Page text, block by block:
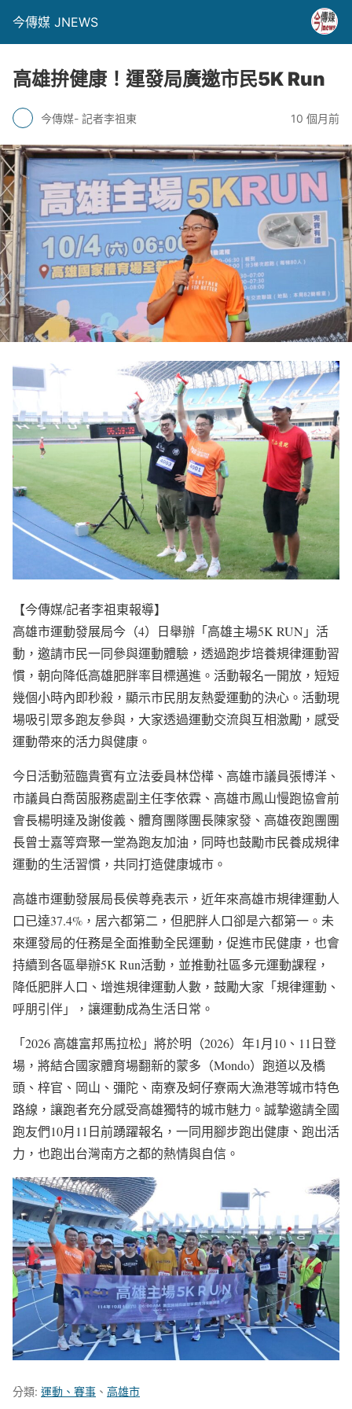
今傳媒 JNEWS
高雄拚健康！運發局廣邀市民5K Run
今傳媒- 記者李祖東 10 個月前
【今傳媒/記者李祖東報導】
高雄市運動發展局今（4）日舉辦「高雄主場5K RUN」活
動，邀請市民一同參與運動體驗，透過跑步培養規律運動習
慣，朝向降低高雄肥胖率目標邁進。活動報名一開放，短短
幾個小時內即秒殺，顯示市民朋友熱愛運動的決心。活動現
場吸引眾多跑友參與，大家透過運動交流與互相激勵，感受
運動帶來的活力與健康。
今日活動蒞臨貴賓有立法委員林岱樺、高雄市議員張博洋、
市議員白喬茵服務處副主任李依霖、高雄市鳳山慢跑協會前
會長楊明達及謝俊義、體育團隊團長陳家發、高雄夜跑團團
長曾士嘉等齊聚一堂為跑友加油，同時也鼓勵市民養成規律
運動的生活習慣，共同打造健康城市。
高雄市運動發展局長侯尊堯表示，近年來高雄市規律運動人
口已達37.4%，居六都第二，但肥胖人口卻是六都第一。未
來運發局的任務是全面推動全民運動，促進市民健康，也會
持續到各區舉辦5K Run活動，並推動社區多元運動課程，
降低肥胖人口、增進規律運動人數，鼓勵大家「規律運動、
呼朋引伴」，讓運動成為生活日常。
「2026 高雄富邦馬拉松」將於明（2026）年1月10、11日登
場，將結合國家體育場翻新的蒙多（Mondo）跑道以及橋
頭、梓官、岡山、彌陀、南寮及蚵仔寮兩大漁港等城市特色
路線，讓跑者充分感受高雄獨特的城市魅力。誠摯邀請全國
跑友們10月11日前踴躍報名，一同用腳步跑出健康、跑出活
力，也跑出台灣南方之都的熱情與自信。
分類: 運動、賽事 、 高雄市